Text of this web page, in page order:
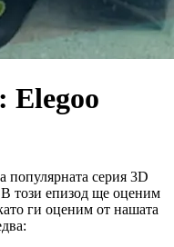
Elegoo
популярната серия 3D
този епизод ще оценим
ги оценим от нашата